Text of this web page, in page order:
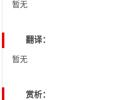
暂无
翻译：
暂无
赏析：